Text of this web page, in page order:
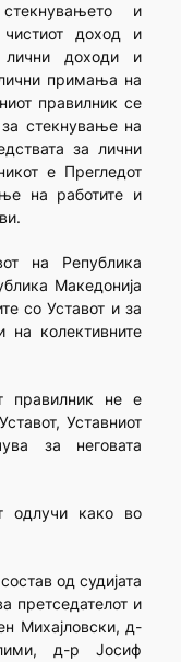
и
доход и
лични доходи и
примања на
правилник се
стекнување на
за лични
е Прегледот
на работите и
на Република
Македонија
со Уставот и за
на колективните
правилник не е
Уставниот
за неговата
одлучи како во
од судијата
претседателот и
Михајловски, д-
д-р Јосиф